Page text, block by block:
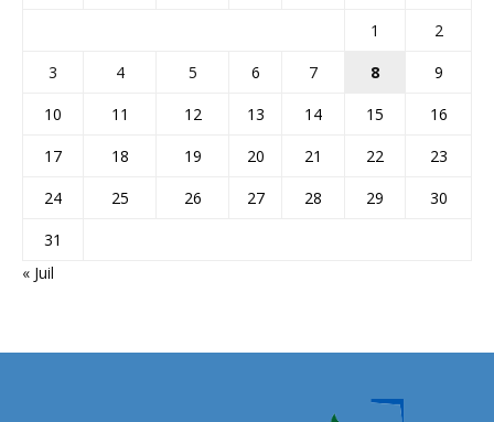
1
2
3
4 5 6 7 8
9
10
11 12 13 14 15
16
17
18 19 20 21 22
23
24
25 26 27 28 29
30
31
« Juil